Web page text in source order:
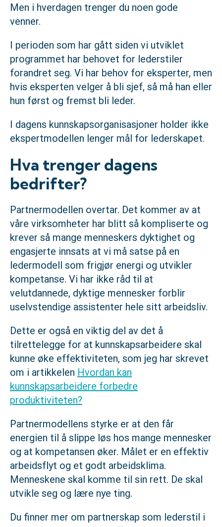
Men i hverdagen trenger du noen gode
venner.
I perioden som har gått siden vi utviklet
programmet har behovet for lederstiler
forandret seg. Vi har behov for eksperter, men
hvis eksperten velger å bli sjef, så må han eller
hun først og fremst bli leder.
I dagens kunnskapsorganisasjoner holder ikke
ekspertmodellen lenger mål for lederskapet.
Hva trenger dagens
bedrifter?
Partnermodellen overtar. Det kommer av at
våre virksomheter har blitt så kompliserte og
krever så mange menneskers dyktighet og
engasjerte innsats at vi må satse på en
ledermodell som frigjør energi og utvikler
kompetanse. Vi har ikke råd til at
velutdannede, dyktige mennesker forblir
uselvstendige assistenter hele sitt arbeidsliv.
Dette er også en viktig del av det å
tilrettelegge for at kunnskapsarbeidere skal
kunne øke effektiviteten, som jeg har skrevet
om i artikkelen Hvordan kan
kunnskapsarbeidere forbedre
produktiviteten?
Partnermodellens styrke er at den får
energien til å slippe løs hos mange mennesker
og at kompetansen øker. Målet er en effektiv
arbeidsflyt og et godt arbeidsklima.
Menneskene skal komme til sin rett. De skal
utvikle seg og lære nye ting.
Du finner mer om partnerskap som lederstil i